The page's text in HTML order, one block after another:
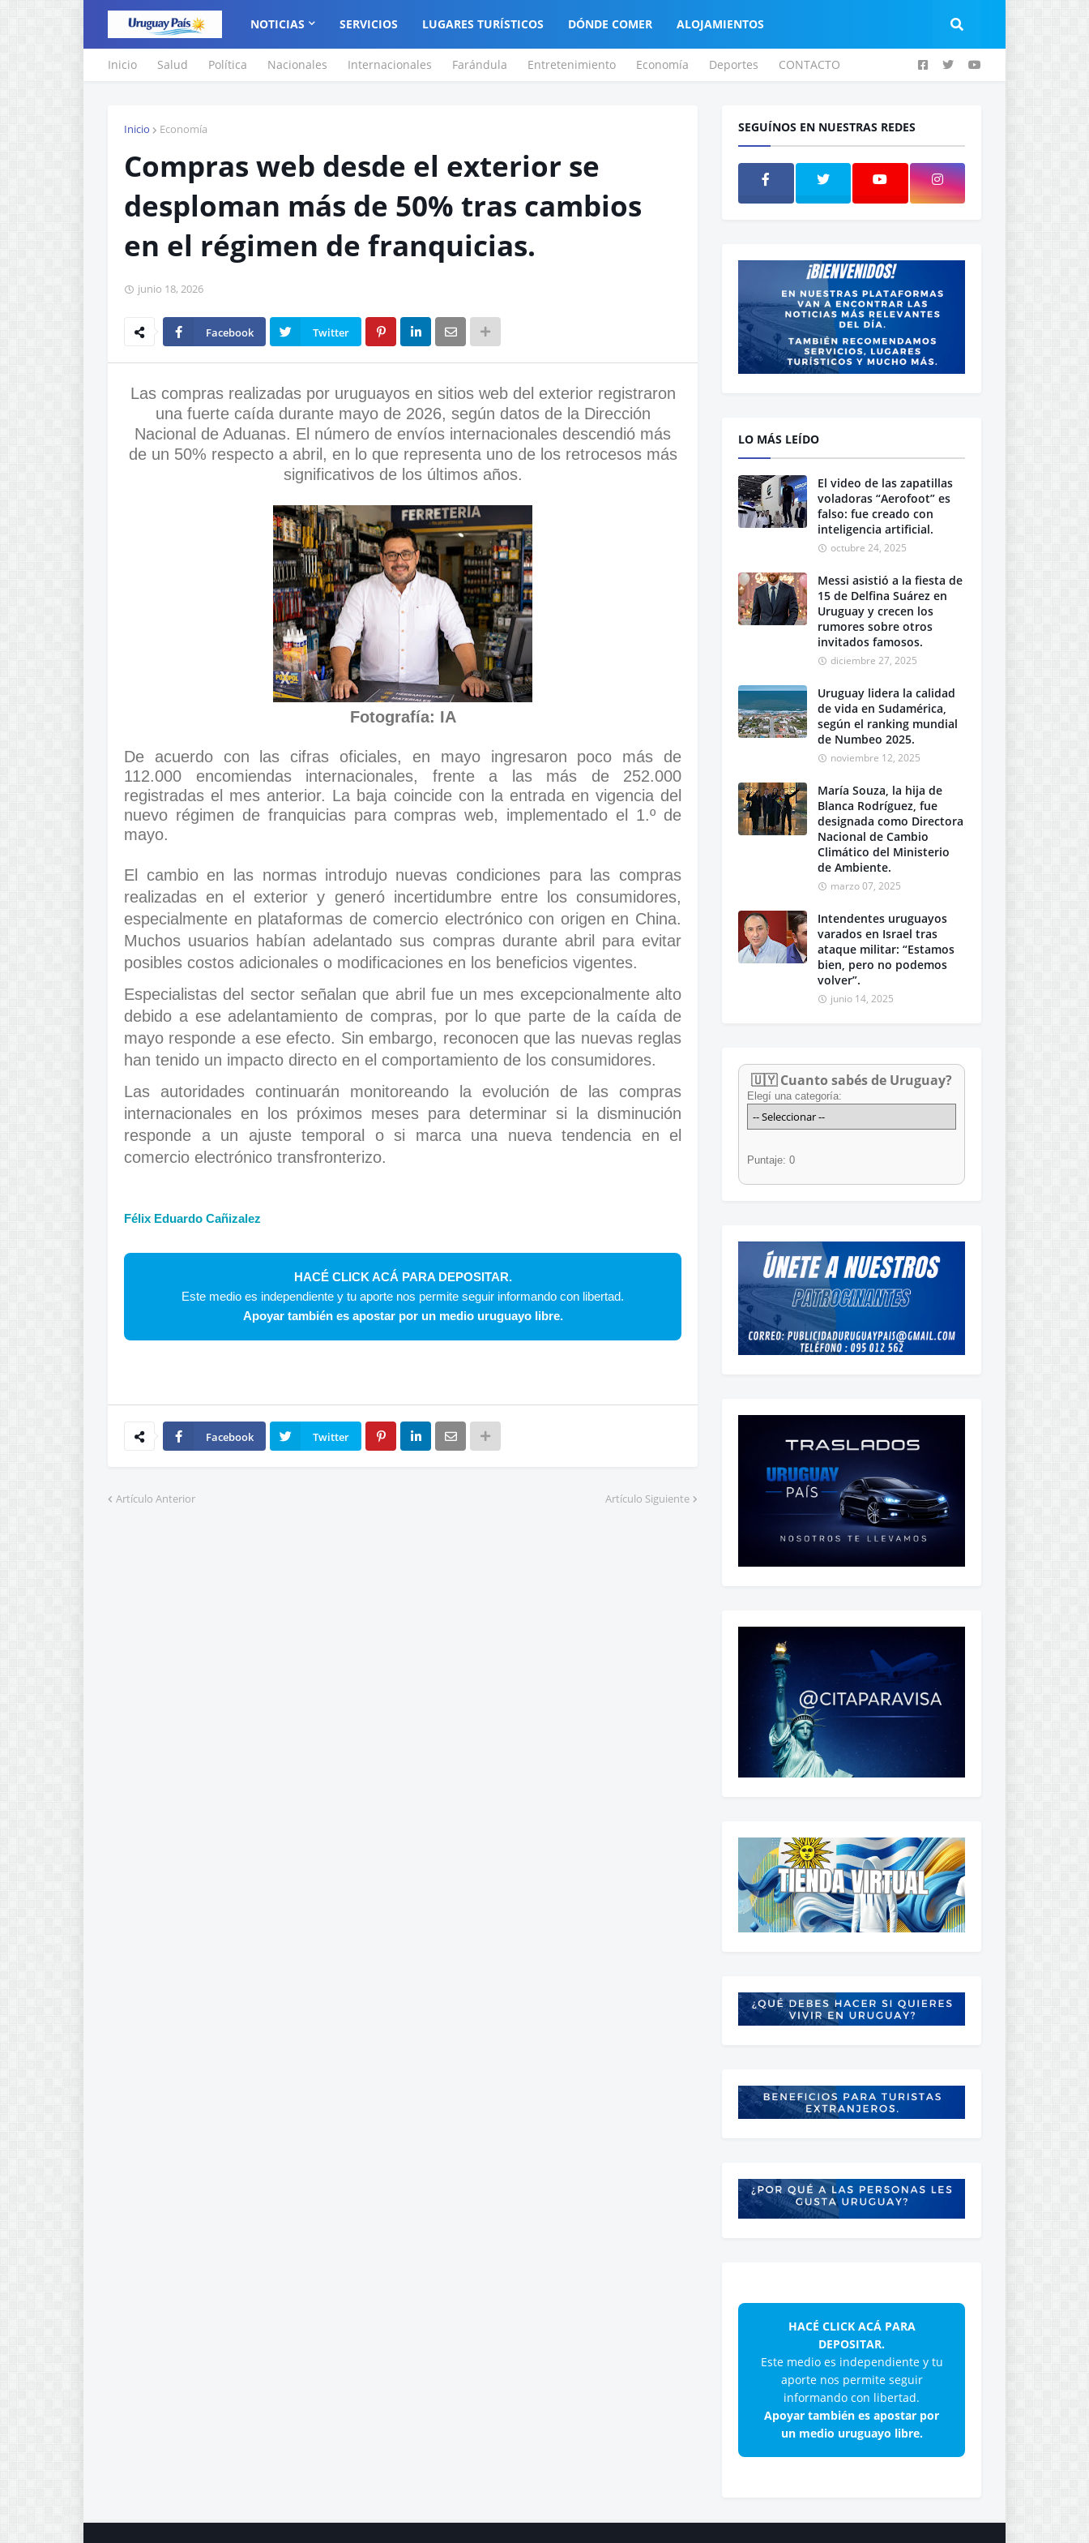
NOTICIAS SERVICIOS LUGARES TURÍSTICOS DÓNDE COMER ALOJAMIENTOS
Inicio Salud Política Nacionales Internacionales Farándula Entretenimiento Economía Deportes CONTACTO
Inicio Economía
Compras web desde el exterior se
desploman más de 50% tras cambios
en el régimen de franquicias.
junio 18, 2026
Facebook Twitter
Las compras realizadas por uruguayos en sitios web del exterior registraron
una fuerte caída durante mayo de 2026, según datos de la Dirección
Nacional de Aduanas. El número de envíos internacionales descendió más
de un 50% respecto a abril, en lo que representa uno de los retrocesos más
significativos de los últimos años.
Fotografía: IA
De acuerdo con las cifras oficiales, en mayo ingresaron poco más de
112.000 encomiendas internacionales, frente a las más de 252.000
registradas el mes anterior. La baja coincide con la entrada en vigencia del
nuevo régimen de franquicias para compras web, implementado el 1.º de
mayo.
El cambio en las normas introdujo nuevas condiciones para las compras
realizadas en el exterior y generó incertidumbre entre los consumidores,
especialmente en plataformas de comercio electrónico con origen en China.
Muchos usuarios habían adelantado sus compras durante abril para evitar
posibles costos adicionales o modificaciones en los beneficios vigentes.
Especialistas del sector señalan que abril fue un mes excepcionalmente alto
debido a ese adelantamiento de compras, por lo que parte de la caída de
mayo responde a ese efecto. Sin embargo, reconocen que las nuevas reglas
han tenido un impacto directo en el comportamiento de los consumidores.
Las autoridades continuarán monitoreando la evolución de las compras
internacionales en los próximos meses para determinar si la disminución
responde a un ajuste temporal o si marca una nueva tendencia en el
comercio electrónico transfronterizo.
Félix Eduardo Cañizalez
HACÉ CLICK ACÁ PARA DEPOSITAR.
Este medio es independiente y tu aporte nos permite seguir informando con libertad.
Apoyar también es apostar por un medio uruguayo libre.
Facebook Twitter
Artículo Anterior Artículo Siguiente
SEGUÍNOS EN NUESTRAS REDES
LO MÁS LEÍDO
El video de las zapatillas
voladoras “Aerofoot” es
falso: fue creado con
inteligencia artificial.
octubre 24, 2025
Messi asistió a la fiesta de
15 de Delfina Suárez en
Uruguay y crecen los
rumores sobre otros
invitados famosos.
diciembre 27, 2025
Uruguay lidera la calidad
de vida en Sudamérica,
según el ranking mundial
de Numbeo 2025.
noviembre 12, 2025
María Souza, la hija de
Blanca Rodríguez, fue
designada como Directora
Nacional de Cambio
Climático del Ministerio
de Ambiente.
marzo 07, 2025
Intendentes uruguayos
varados en Israel tras
ataque militar: “Estamos
bien, pero no podemos
volver”.
junio 14, 2025
🇺🇾 Cuanto sabés de Uruguay?
Elegí una categoría:
Puntaje: 0
HACÉ CLICK ACÁ PARA
DEPOSITAR.
Este medio es independiente y tu
aporte nos permite seguir
informando con libertad.
Apoyar también es apostar por
un medio uruguayo libre.